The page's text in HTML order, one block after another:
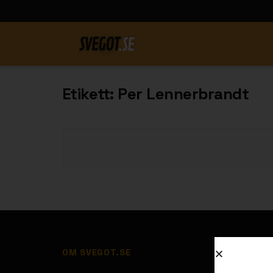
Etikett: Per Lennerbrandt
OM SVEGOT.SE